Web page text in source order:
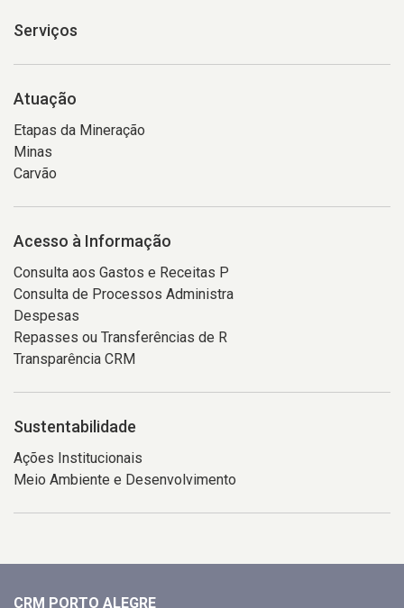
Serviços
Atuação
Etapas da Mineração
Minas
Carvão
Acesso à Informação
Consulta aos Gastos e Receitas P
Consulta de Processos Administra
Despesas
Repasses ou Transferências de R
Transparência CRM
Sustentabilidade
Ações Institucionais
Meio Ambiente e Desenvolvimento
CRM PORTO ALEGRE